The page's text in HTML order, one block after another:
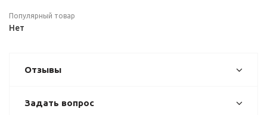
Популярный товар
Нет
Отзывы
Задать вопрос